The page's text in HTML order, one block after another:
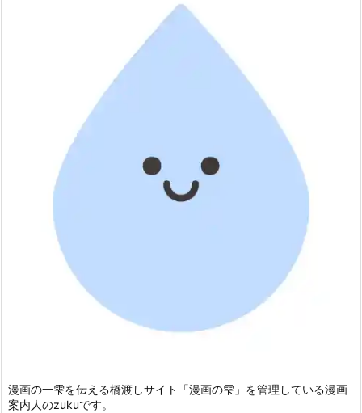
漫画の一雫を伝える橋渡しサイト「漫画の雫」を管理している漫画
案内人のzukuです。